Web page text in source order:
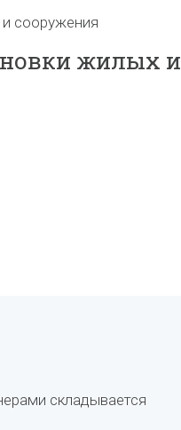
сооружения
жилых и
складывается